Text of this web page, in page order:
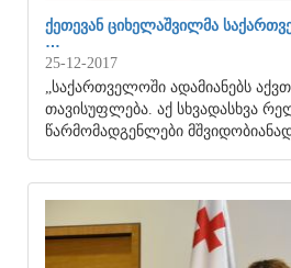
ᲥᲔᲗᲔᲕᲐᲜ ᲪᲘᲮᲔᲚᲐᲨᲕᲘᲚᲛᲐ
…
25-12-2017
„საქართველოში ადამიანებს
თავისუფლება. აქ სხვადასხვა
წარმომადგენლები